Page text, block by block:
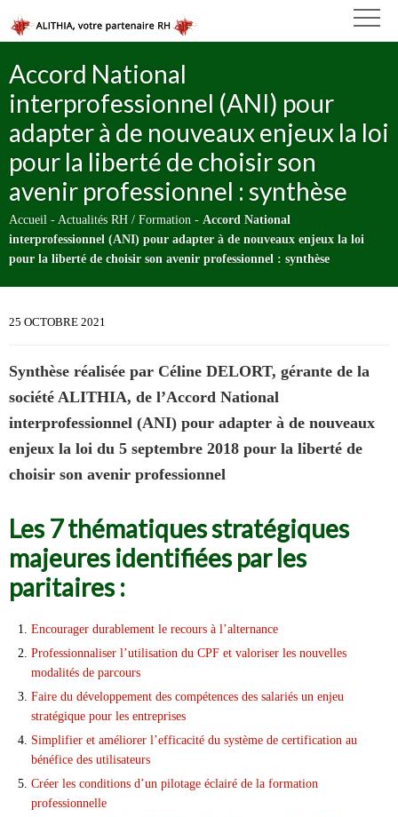
Accord National
interprofessionnel (ANI) pour
adapter à de nouveaux enjeux la loi
pour la liberté de choisir son
avenir professionnel : synthèse
Accueil - Actualités RH / Formation - Accord National
interprofessionnel (ANI) pour adapter à de nouveaux enjeux la loi
pour la liberté de choisir son avenir professionnel : synthèse
25 OCTOBRE 2021
Synthèse réalisée par Céline DELORT, gérante de la
société ALITHIA, de l’Accord National
interprofessionnel (ANI) pour adapter à de nouveaux
enjeux la loi du 5 septembre 2018 pour la liberté de
choisir son avenir professionnel
Les 7 thématiques stratégiques
majeures identifiées par les
paritaires :
Encourager durablement le recours à l’alternance
Professionnaliser l’utilisation du CPF et valoriser les nouvelles
modalités de parcours
Faire du développement des compétences des salariés un enjeu
stratégique pour les entreprises
Simplifier et améliorer l’efficacité du système de certification au
bénéfice des utilisateurs
Créer les conditions d’un pilotage éclairé de la formation
professionnelle